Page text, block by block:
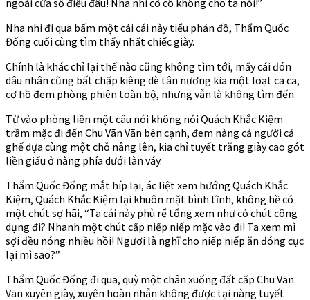
Nha nhi đi qua bấm một cái cái này tiểu phản đồ, Thẩm Quốc
Đống cuối cùng tìm thấy nhất chiếc giày.
Chính là khác chỉ lại thế nào cũng không tìm tới, mấy cái đón
dâu nhân cũng bất chấp kiêng dè tân nương kia một loạt ca ca,
cơ hồ đem phòng phiên toàn bộ, nhưng vẫn là không tìm đến.
Từ vào phòng liền một câu nói không nói Quách Khắc Kiệm
trầm mặc đi đến Chu Vãn Vãn bên cạnh, đem nàng cả người cả
ghế dựa cùng một chỗ nâng lên, kia chỉ tuyết trắng giày cao gót
liền giấu ở nàng phía dưới làn váy.
Thẩm Quốc Đống mắt híp lại, ác liệt xem hướng Quách Khắc
Kiệm, Quách Khắc Kiệm lại khuôn mặt bình tĩnh, không hề có
một chút sợ hãi, “Ta cái này phù rể tổng xem như có chút công
dụng đi? Nhanh một chút cấp niếp niếp mặc vào đi! Ta xem mì
sợi đều nóng nhiều hồi! Ngươi là nghĩ cho niếp niếp ăn đóng cục
lại mì sao?”
Thẩm Quốc Đống đi qua, quỳ một chân xuống đất cấp Chu Vãn
Vãn xuyên giày, xuyên hoàn nhẫn không được tại nàng tuyết